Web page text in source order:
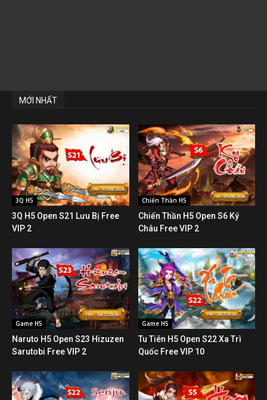
MỚI NHẤT
3Q H5
3Q H5 Open S21 Lưu Bị Free
VIP 2
Chiến Thần H5
Chiến Thần H5 Open S6 Ký
Châu Free VIP 2
Game H5
Naruto H5 Open S23 Hizuzen
Sarutobi Free VIP 2
Game H5
Tu Tiên H5 Open S22 Xa Trì
Quốc Free VIP 10